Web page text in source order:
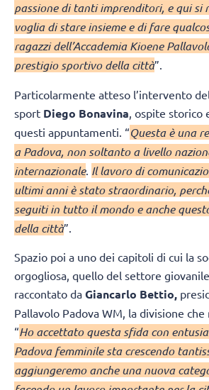
passione di tanti imprenditori, e qui si
voglia di stare insieme e di fare
ragazzi dell’Accademia Kioene
prestigio sportivo della città”.
Particolarmente atteso l’intervento
sport Diego Bonavina , ospite
questi appuntamenti. “Questa è una
a Padova, non soltanto a livello
internazionale. Il lavoro di
ultimi anni è stato straordinario,
seguiti in tutto il mondo e anche
della città”.
Spazio poi a uno dei capitoli di cui la
orgogliosa, quello del settore
raccontato da Giancarlo Bettio,
Pallavolo Padova WM, la divisione che
“Ho accettato questa sfida con
Padova femminile sta crescendo
aggiungeremo anche una nuova